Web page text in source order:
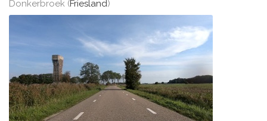
Donkerbroek (Friesland)